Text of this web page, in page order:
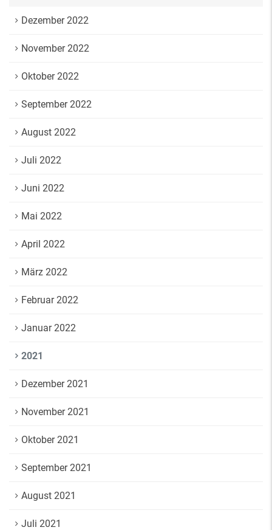
Dezember 2022
November 2022
Oktober 2022
September 2022
August 2022
Juli 2022
Juni 2022
Mai 2022
April 2022
März 2022
Februar 2022
Januar 2022
2021
Dezember 2021
November 2021
Oktober 2021
September 2021
August 2021
Juli 2021